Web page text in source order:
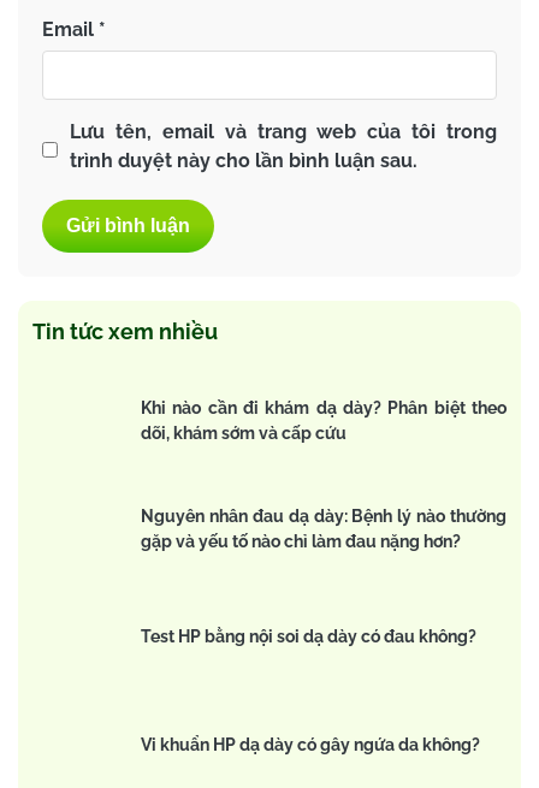
Email *
Lưu tên, email và trang web của tôi trong
trình duyệt này cho lần bình luận sau.
Tin tức xem nhiều
Khi nào cần đi khám dạ dày? Phân biệt theo
dõi, khám sớm và cấp cứu
Nguyên nhân đau dạ dày: Bệnh lý nào thường
gặp và yếu tố nào chỉ làm đau nặng hơn?
Test HP bằng nội soi dạ dày có đau không?
Vi khuẩn HP dạ dày có gây ngứa da không?